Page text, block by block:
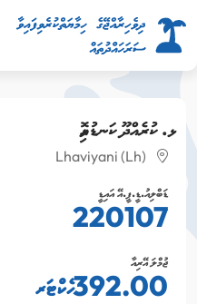
ޅ. ކުރެއްދޫ ކަނޑުއޮޅި
Lhaviyani (Lh)
ޑަބްލިއު.ޑީ.ޕީ.އޭ އައިޑީ
220107
ޖުމްލަ އޭރިއާ
392.00 ހެކްޓަރ